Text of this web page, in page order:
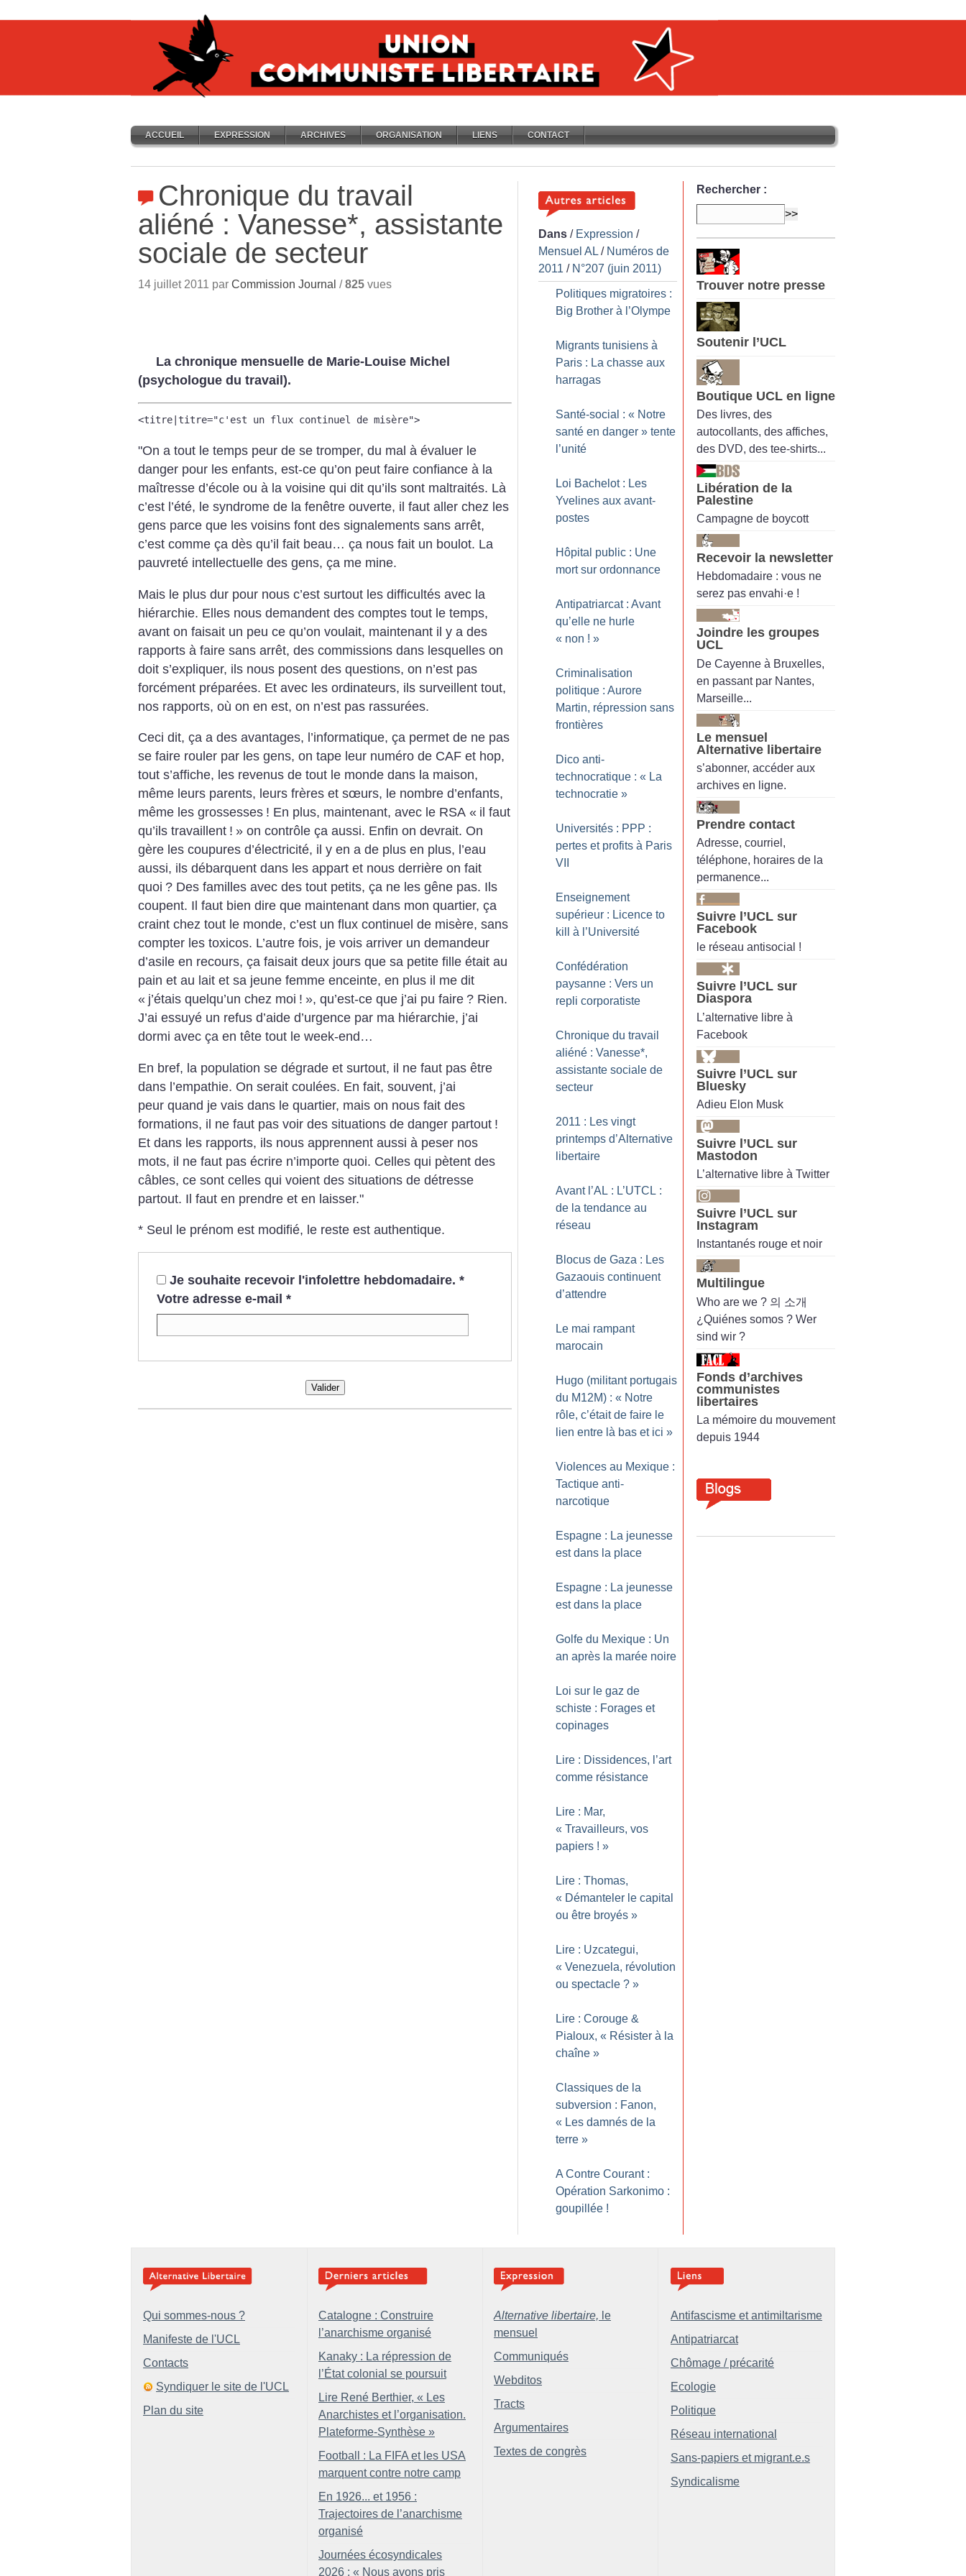
ACCUEIL EXPRESSION ARCHIVES ORGANISATION LIENS CONTACT
Chronique du travail
aliéné : Vanesse*, assistante
sociale de secteur
14 juillet 2011 par Commission Journal /825 vues
La chronique mensuelle de Marie-Louise Michel
(psychologue du travail).
<titre|titre="c'est un flux continuel de misère">
"On a tout le temps peur de se tromper, du mal à évaluer le
danger pour les enfants, est-ce qu’on peut faire confiance à la
maîtresse d’école ou à la voisine qui dit qu’ils sont maltraités. Là
c’est l’été, le syndrome de la fenêtre ouverte, il faut aller chez les
gens parce que les voisins font des signalements sans arrêt,
c’est comme ça dès qu’il fait beau… ça nous fait un boulot. La
pauvreté intellectuelle des gens, ça me mine.
Mais le plus dur pour nous c’est surtout les difficultés avec la
hiérarchie. Elles nous demandent des comptes tout le temps,
avant on faisait un peu ce qu’on voulait, maintenant il y a des
rapports à faire sans arrêt, des commissions dans lesquelles on
doit s’expliquer, ils nous posent des questions, on n’est pas
forcément préparées. Et avec les ordinateurs, ils surveillent tout,
nos rapports, où on en est, on n’est pas rassurées.
Ceci dit, ça a des avantages, l’informatique, ça permet de ne pas
se faire rouler par les gens, on tape leur numéro de CAF et hop,
tout s’affiche, les revenus de tout le monde dans la maison,
même leurs parents, leurs frères et sœurs, le nombre d’enfants,
même les grossesses ! En plus, maintenant, avec le RSA « il faut
qu’ils travaillent ! » on contrôle ça aussi. Enfin on devrait. On
gère les coupures d’électricité, il y en a de plus en plus, l’eau
aussi, ils débarquent dans les appart et nous derrière on fait
quoi ? Des familles avec des tout petits, ça ne les gêne pas. Ils
coupent. Il faut bien dire que maintenant dans mon quartier, ça
craint chez tout le monde, c’est un flux continuel de misère, sans
compter les toxicos. L’autre fois, je vois arriver un demandeur
d’asile en recours, ça faisait deux jours que sa petite fille était au
pain et au lait et sa jeune femme enceinte, en plus il me dit
« j’étais quelqu’un chez moi ! », qu’est-ce que j’ai pu faire ? Rien.
J’ai essuyé un refus d’aide d’urgence par ma hiérarchie, j’ai
dormi avec ça en tête tout le week-end…
En bref, la population se dégrade et surtout, il ne faut pas être
dans l’empathie. On serait coulées. En fait, souvent, j’ai
peur quand je vais dans le quartier, mais on nous fait des
formations, il ne faut pas voir des situations de danger partout !
Et dans les rapports, ils nous apprennent aussi à peser nos
mots, il ne faut pas écrire n’importe quoi. Celles qui pètent des
câbles, ce sont celles qui voient des situations de détresse
partout. Il faut en prendre et en laisser."
* Seul le prénom est modifié, le reste est authentique.
Je souhaite recevoir l'infolettre hebdomadaire. *
Votre adresse e-mail *
Valider
Dans / Expression /
Mensuel AL / Numéros de
2011 / N°207 (juin 2011)
Politiques migratoires :
Big Brother à l’Olympe
Migrants tunisiens à
Paris : La chasse aux
harragas
Santé-social : « Notre
santé en danger » tente
l’unité
Loi Bachelot : Les
Yvelines aux avant-
postes
Hôpital public : Une
mort sur ordonnance
Antipatriarcat : Avant
qu’elle ne hurle
« non ! »
Criminalisation
politique : Aurore
Martin, répression sans
frontières
Dico anti-
technocratique : « La
technocratie »
Universités : PPP :
pertes et profits à Paris
VII
Enseignement
supérieur : Licence to
kill à l’Université
Confédération
paysanne : Vers un
repli corporatiste
Chronique du travail
aliéné : Vanesse*,
assistante sociale de
secteur
2011 : Les vingt
printemps d’Alternative
libertaire
Avant l’AL : L’UTCL :
de la tendance au
réseau
Blocus de Gaza : Les
Gazaouis continuent
d’attendre
Le mai rampant
marocain
Hugo (militant portugais
du M12M) : « Notre
rôle, c’était de faire le
lien entre là bas et ici »
Violences au Mexique :
Tactique anti-
narcotique
Espagne : La jeunesse
est dans la place
Espagne : La jeunesse
est dans la place
Golfe du Mexique : Un
an après la marée noire
Loi sur le gaz de
schiste : Forages et
copinages
Lire : Dissidences, l’art
comme résistance
Lire : Mar,
« Travailleurs, vos
papiers ! »
Lire : Thomas,
« Démanteler le capital
ou être broyés »
Lire : Uzcategui,
« Venezuela, révolution
ou spectacle ? »
Lire : Corouge &
Pialoux, « Résister à la
chaîne »
Classiques de la
subversion : Fanon,
« Les damnés de la
terre »
A Contre Courant :
Opération Sarkonimo :
goupillée !
Rechercher :
Trouver notre presse
Soutenir l’UCL
Boutique UCL en ligne
Des livres, des
autocollants, des affiches,
des DVD, des tee-shirts...
Libération de la
Palestine
Campagne de boycott
Recevoir la newsletter
Hebdomadaire : vous ne
serez pas envahi·e !
Joindre les groupes
UCL
De Cayenne à Bruxelles,
en passant par Nantes,
Marseille...
Le mensuel
Alternative libertaire
s’abonner, accéder aux
archives en ligne.
Prendre contact
Adresse, courriel,
téléphone, horaires de la
permanence...
Suivre l’UCL sur
Facebook
le réseau antisocial !
Suivre l’UCL sur
Diaspora
L’alternative libre à
Facebook
Suivre l’UCL sur
Bluesky
Adieu Elon Musk
Suivre l’UCL sur
Mastodon
L’alternative libre à Twitter
Suivre l’UCL sur
Instagram
Instantanés rouge et noir
Multilingue
Who are we ? 의 소개
¿Quiénes somos ? Wer
sind wir ?
Fonds d’archives
communistes
libertaires
La mémoire du mouvement
depuis 1944
Qui sommes-nous ?
Manifeste de l'UCL
Contacts
Syndiquer le site de l'UCL
Plan du site
Catalogne : Construire
l’anarchisme organisé
Kanaky : La répression de
l’État colonial se poursuit
Lire René Berthier, « Les
Anarchistes et l’organisation.
Plateforme-Synthèse »
Football : La FIFA et les USA
marquent contre notre camp
En 1926... et 1956 :
Trajectoires de l’anarchisme
organisé
Journées écosyndicales
2026 : « Nous avons pris
Alternative libertaire, le
mensuel
Communiqués
Webditos
Tracts
Argumentaires
Textes de congrès
Antifascisme et antimiltarisme
Antipatriarcat
Chômage / précarité
Ecologie
Politique
Réseau international
Sans-papiers et migrant.e.s
Syndicalisme